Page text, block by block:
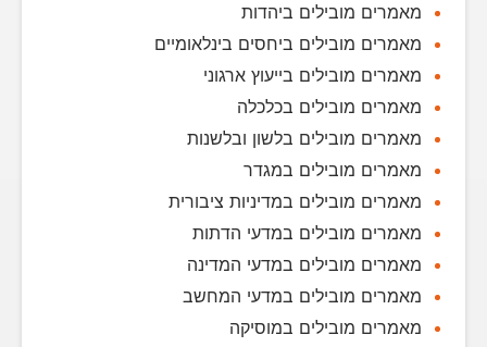
מאמרים מובילים ביהדות
מאמרים מובילים ביחסים בינלאומיים
מאמרים מובילים בייעוץ ארגוני
מאמרים מובילים בכלכלה
מאמרים מובילים בלשון ובלשנות
מאמרים מובילים במגדר
מאמרים מובילים במדיניות ציבורית
מאמרים מובילים במדעי הדתות
מאמרים מובילים במדעי המדינה
מאמרים מובילים במדעי המחשב
מאמרים מובילים במוסיקה